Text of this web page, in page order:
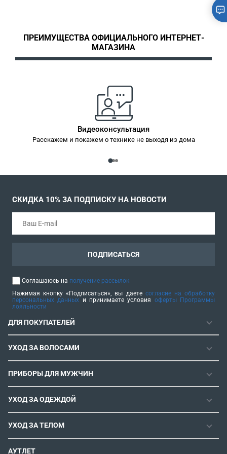
ПРЕИМУЩЕСТВА ОФИЦИАЛЬНОГО ИНТЕРНЕТ-
МАГАЗИНА
Видеоконсультация
Расскажем и покажем о технике не выходя из дома
ДЛЯ ПОКУПАТЕЛЕЙ
ГАРАНТИЯ
РЕМОНТОПРИГОДНОСТЬ
ИНСТРУКЦИИ И FAQ
КОНТАКТЫ И РЕКВИЗИТЫ
СПОСОБЫ ОПЛАТЫ
УСЛОВИЯ ДОСТАВКИ
УХОД ЗА ВОЛОСАМИ
ФЕНЫ
ФЕН-ЩЕТКИ
СТАЙЛЕРЫ
ВОССТАНОВЛЕНИЕ ВОЛОС
ULTIMATE EXPERIENCE
ПРИБОРЫ ДЛЯ МУЖЧИН
МАШИНКИ ДЛЯ СТРИЖКИ
ТРИММЕРЫ
УХОД ЗА ОДЕЖДОЙ
ПАРОГЕНЕРАТОРЫ
УТЮГИ
УХОД ЗА ТЕЛОМ
ЭПИЛЯТОРЫ
АУТЛЕТ
СКИДКА 10% ЗА ПОДПИСКУ НА НОВОСТИ
ПОДПИСАТЬСЯ
Соглашаюсь на получение рассылок
Нажимая кнопку «Подписаться», вы даете согласие на обработку
персональных данных и принимаете условия оферты Программы
лояльности